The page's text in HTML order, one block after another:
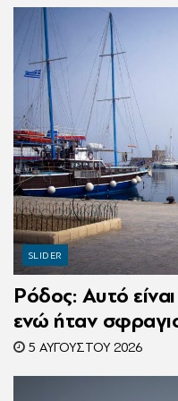
SLIDER
Ρόδος: Αυτό
ενώ ήταν
κανονικά με 216
συνιδιοκτήτρια
5 ΑΥΓΟΎΣΤΟΥ 2026